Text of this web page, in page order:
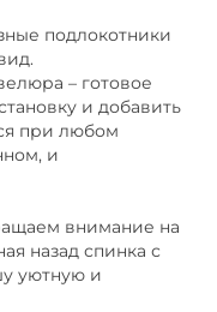
подлокотники
– готовое
и добавить
при любом
и
внимание на
назад спинка с
уютную и